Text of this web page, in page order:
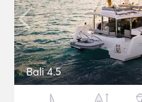
Bali 4.5